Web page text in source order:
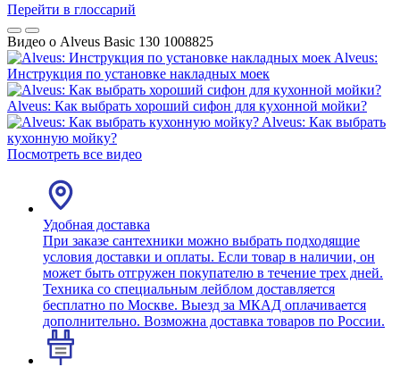
Перейти в глоссарий
Видео о Alveus Basic 130 1008825
Alveus:
Инструкция по установке накладных моек
Alveus: Как выбрать хороший сифон для кухонной мойки?
Alveus: Как выбрать
кухонную мойку?
Посмотреть все видео
Удобная доставка
При заказе сантехники можно выбрать подходящие
условия доставки и оплаты. Если товар в наличии, он
может быть отгружен покупателю в течение трех дней.
Техника со специальным лейблом доставляется
бесплатно по Москве. Выезд за МКАД оплачивается
дополнительно. Возможна доставка товаров по России.